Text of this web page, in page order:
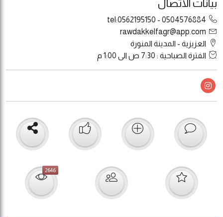
بيانات الاتصال
العزيزية - المدينة المنورة
الفترة الصباحية : 7:30 ص الى 1:00 م
2646